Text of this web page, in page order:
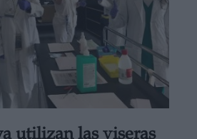
utilizan las viseras